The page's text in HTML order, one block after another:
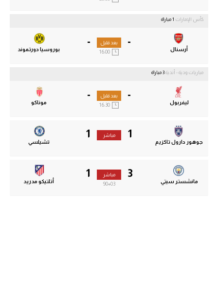
كأس الإمارات
-
أرسنال
-
بوروسيا دورتموند
بعد قليل
مباريات ودية - أندية
-
ليفربول
-
موناكو
بعد قليل
1
جوهور دارول تاكزيم
1
تشيلسي
مباشر
3
مانشستر سيتي
1
أتلتيكو مدريد
مباشر
90+03